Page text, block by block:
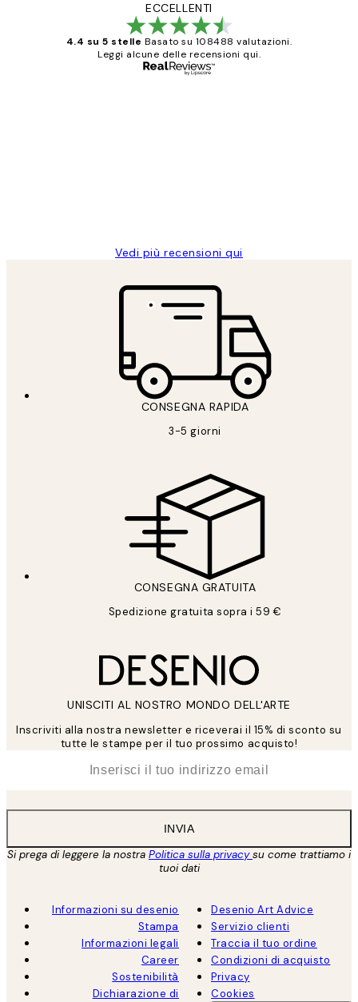
ECCELLENTI
4.4 su 5 stelle Basato su 108488 valutazioni.
Leggi alcune delle recensioni qui.
Vedi più recensioni qui
CONSEGNA RAPIDA
3-5 giorni
CONSEGNA GRATUITA
Spedizione gratuita sopra i 59 €
UNISCITI AL NOSTRO MONDO DELL'ARTE
Inscriviti alla nostra newsletter e riceverai il 15% di sconto su
tutte le stampe per il tuo prossimo acquisto!
INVIA
Si prega di leggere la nostra Politica sulla privacysu come trattiamo i
tuoi dati
Informazioni su desenio
Stampa
Informazioni legali
Career
Sostenibilità
Dichiarazione di
Desenio Art Advice
Servizio clienti
Traccia il tuo ordine
Condizioni di acquisto
Privacy
Cookies